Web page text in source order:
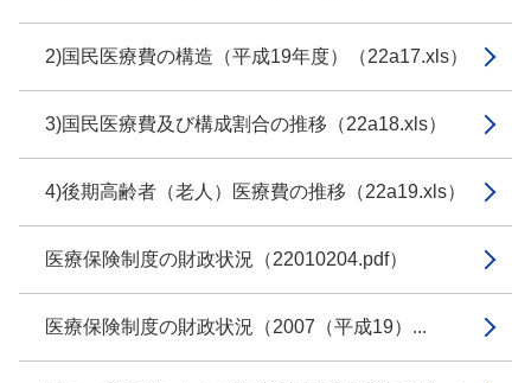
2)国民医療費の構造（平成19年度）（22a17.xls）
3)国民医療費及び構成割合の推移（22a18.xls）
4)後期高齢者（老人）医療費の推移（22a19.xls）
医療保険制度の財政状況（22010204.pdf）
医療保険制度の財政状況（2007（平成19）...